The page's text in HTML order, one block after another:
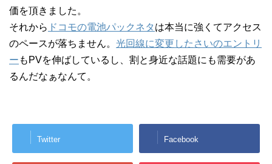
価を頂きました。
それから ドコモの電池パックネタ は本当に強くてアクセス
のペースが落ちません。 光回線に変更したさいのエントリ
ー もPVを伸ばしているし、割と身近な話題にも需要があ
るんだなぁなんて。
Twitter Facebook